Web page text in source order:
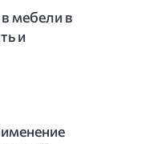
мебели в
и